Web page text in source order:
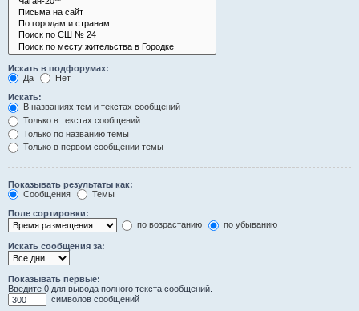
Искать в подфорумах:
Да
Нет
Искать:
В названиях тем и текстах сообщений
Только в текстах сообщений
Только по названию темы
Только в первом сообщении темы
Показывать результаты как:
Сообщения
Темы
Поле сортировки:
по возрастанию
по убыванию
Искать сообщения за:
Показывать первые:
Введите 0 для вывода полного текста сообщений.
символов сообщений